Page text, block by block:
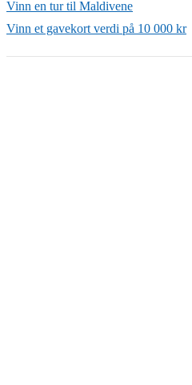
Vinn en tur til Maldivene
Vinn et gavekort verdi på 10 000 kr